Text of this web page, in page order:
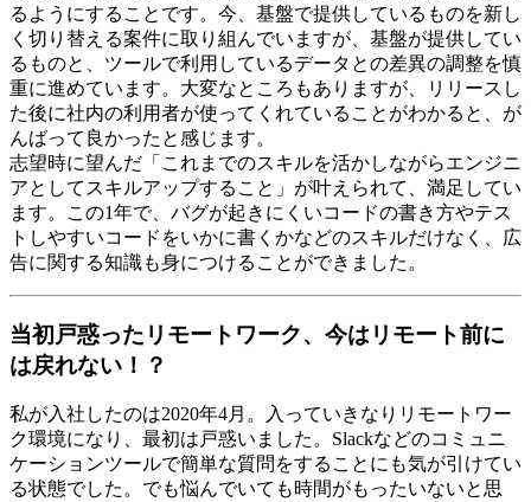
るようにすることです。今、基盤で提供しているものを新し
く切り替える案件に取り組んでいますが、基盤が提供してい
るものと、ツールで利用しているデータとの差異の調整を慎
重に進めています。大変なところもありますが、リリースし
た後に社内の利用者が使ってくれていることがわかると、が
んばって良かったと感じます。
志望時に望んだ「これまでのスキルを活かしながらエンジニ
アとしてスキルアップすること」が叶えられて、満足してい
ます。この1年で、バグが起きにくいコードの書き方やテス
トしやすいコードをいかに書くかなどのスキルだけなく、広
告に関する知識も身につけることができました。
当初戸惑ったリモートワーク、今はリモート前に
は戻れない！？
私が入社したのは2020年4月。入っていきなりリモートワー
ク環境になり、最初は戸惑いました。Slackなどのコミュニ
ケーションツールで簡単な質問をすることにも気が引けてい
る状態でした。でも悩んでいても時間がもったいないと思